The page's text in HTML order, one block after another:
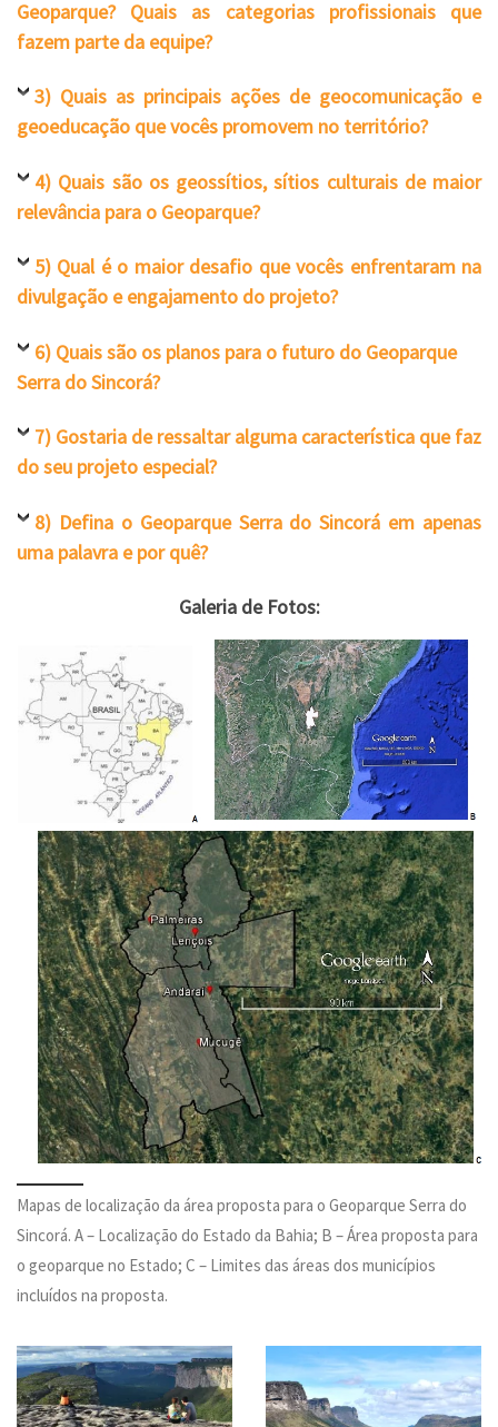
Geoparque? Quais as categorias profissionais que
fazem parte da equipe?
3) Quais as principais ações de geocomunicação e
geoeducação que vocês promovem no território?
4) Quais são os geossítios, sítios culturais de maior
relevância para o Geoparque?
5) Qual é o maior desafio que vocês enfrentaram na
divulgação e engajamento do projeto?
6) Quais são os planos para o futuro do Geoparque
Serra do Sincorá?
7) Gostaria de ressaltar alguma característica que faz
do seu projeto especial?
8) Defina o Geoparque Serra do Sincorá em apenas
uma palavra e por quê?
Galeria de Fotos:
Mapas de localização da área proposta para o Geoparque Serra do
Sincorá. A – Localização do Estado da Bahia; B – Área proposta para
o geoparque no Estado; C – Limites das áreas dos municípios
incluídos na proposta.